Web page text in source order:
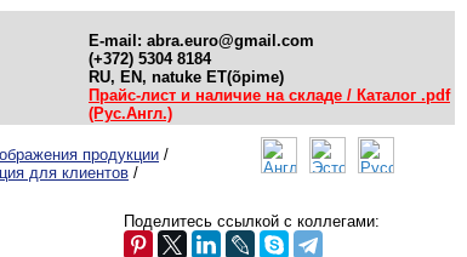
E-mail: abra.euro@gmail.com
(+372) 5304 8184
RU, EN, natuke ET(õpime)
Прайс-лист и наличие на складе / Каталог .pdf
(Рус.Англ.)
продукции /
для клиентов /
Поделитесь ссылкой с коллегами: